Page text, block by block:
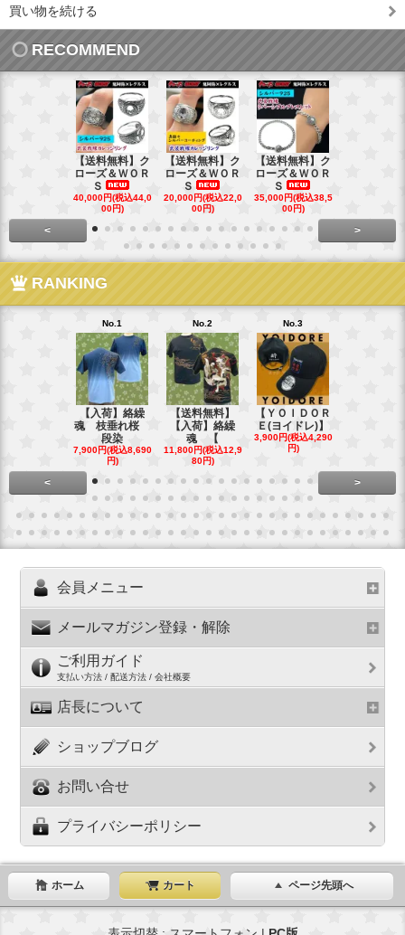
買い物を続ける
RECOMMEND
【送料無料】ク
ローズ＆ＷＯＲ
Ｓ
40,000円(税込44,0
00円)
【送料無料】ク
ローズ＆ＷＯＲ
Ｓ
20,000円(税込22,0
00円)
【送料無料】ク
ローズ＆ＷＯＲ
Ｓ
35,000円(税込38,5
00円)
< >
RANKING
No.1
【入荷】絡繰
魂 枝垂れ桜
段染
7,900円(税込8,690
円)
No.2
【送料無料】
【入荷】絡繰
魂 【
11,800円(税込12,9
80円)
No.3
【ＹＯＩＤＯＲ
Ｅ(ヨイドレ)】
3,900円(税込4,290
円)
< >
会員メニュー
メールマガジン登録・解除
ご利用ガイド
支払い方法 / 配送方法 / 会社概要
店長について
ショップブログ
お問い合せ
プライバシーポリシー
ホーム カート ページ先頭へ